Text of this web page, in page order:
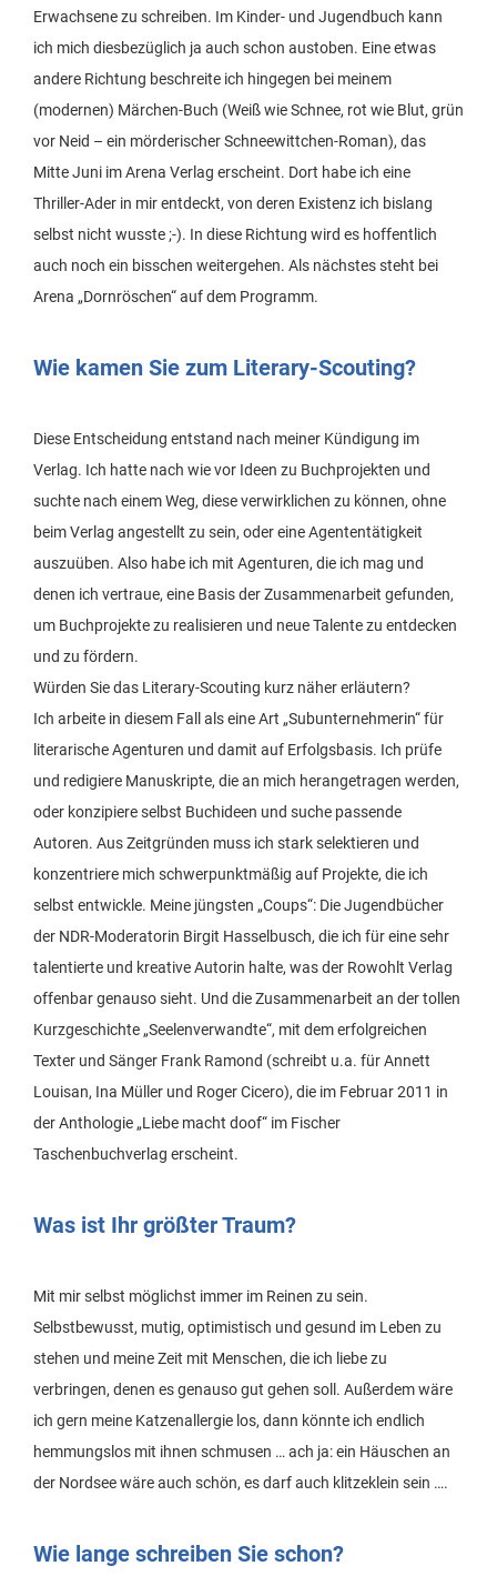
Erwachsene zu schreiben. Im Kinder- und Jugendbuch kann
ich mich diesbezüglich ja auch schon austoben. Eine etwas
andere Richtung beschreite ich hingegen bei meinem
(modernen) Märchen-Buch (Weiß wie Schnee, rot wie Blut, grün
vor Neid – ein mörderischer Schneewittchen-Roman), das
Mitte Juni im Arena Verlag erscheint. Dort habe ich eine
Thriller-Ader in mir entdeckt, von deren Existenz ich bislang
selbst nicht wusste ;-). In diese Richtung wird es hoffentlich
auch noch ein bisschen weitergehen. Als nächstes steht bei
Arena „Dornröschen“ auf dem Programm.
Wie kamen Sie zum Literary-Scouting?
Diese Entscheidung entstand nach meiner Kündigung im
Verlag. Ich hatte nach wie vor Ideen zu Buchprojekten und
suchte nach einem Weg, diese verwirklichen zu können, ohne
beim Verlag angestellt zu sein, oder eine Agententätigkeit
auszuüben. Also habe ich mit Agenturen, die ich mag und
denen ich vertraue, eine Basis der Zusammenarbeit gefunden,
um Buchprojekte zu realisieren und neue Talente zu entdecken
und zu fördern.
Würden Sie das Literary-Scouting kurz näher erläutern?
Ich arbeite in diesem Fall als eine Art „Subunternehmerin“ für
literarische Agenturen und damit auf Erfolgsbasis. Ich prüfe
und redigiere Manuskripte, die an mich herangetragen werden,
oder konzipiere selbst Buchideen und suche passende
Autoren. Aus Zeitgründen muss ich stark selektieren und
konzentriere mich schwerpunktmäßig auf Projekte, die ich
selbst entwickle. Meine jüngsten „Coups“: Die Jugendbücher
der NDR-Moderatorin Birgit Hasselbusch, die ich für eine sehr
talentierte und kreative Autorin halte, was der Rowohlt Verlag
offenbar genauso sieht. Und die Zusammenarbeit an der tollen
Kurzgeschichte „Seelenverwandte“, mit dem erfolgreichen
Texter und Sänger Frank Ramond (schreibt u.a. für Annett
Louisan, Ina Müller und Roger Cicero), die im Februar 2011 in
der Anthologie „Liebe macht doof“ im Fischer
Taschenbuchverlag erscheint.
Was ist Ihr größter Traum?
Mit mir selbst möglichst immer im Reinen zu sein.
Selbstbewusst, mutig, optimistisch und gesund im Leben zu
stehen und meine Zeit mit Menschen, die ich liebe zu
verbringen, denen es genauso gut gehen soll. Außerdem wäre
ich gern meine Katzenallergie los, dann könnte ich endlich
hemmungslos mit ihnen schmusen … ach ja: ein Häuschen an
der Nordsee wäre auch schön, es darf auch klitzeklein sein ….
Wie lange schreiben Sie schon?